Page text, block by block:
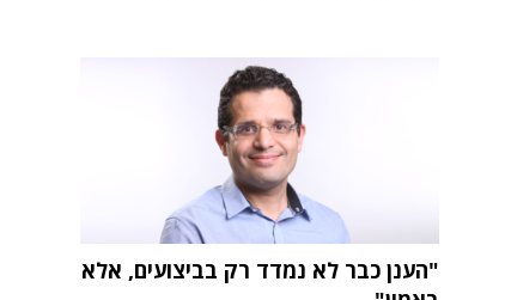
"הענן כבר לא נמדד רק בביצועים, אלא